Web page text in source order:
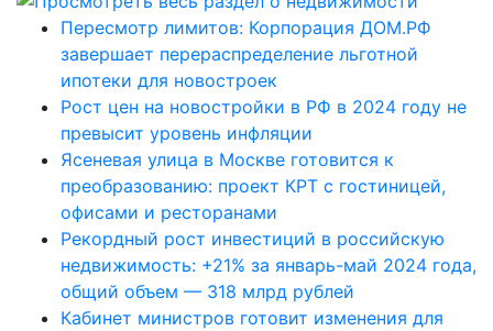
Пересмотр лимитов: Корпорация ДОМ.РФ
завершает перераспределение льготной
ипотеки для новостроек
Рост цен на новостройки в РФ в 2024 году не
превысит уровень инфляции
Ясеневая улица в Москве готовится к
преобразованию: проект КРТ с гостиницей,
офисами и ресторанами
Рекордный рост инвестиций в российскую
недвижимость: +21% за январь-май 2024 года,
общий объем — 318 млрд рублей
Кабинет министров готовит изменения для